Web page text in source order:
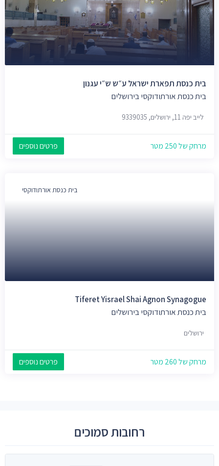
בית כנסת תפארת ישראל ע״ש ש״י עגנון
בית כנסת אורתודוקסי בירושלים
לייב יפה 11, ירושלים, 9339035
מרחק של 250 מטר פרטים נוספים
בית כנסת אורתודוקסי
Tiferet Yisrael Shai Agnon Synagogue
בית כנסת אורתודוקסי בירושלים
ירושלים
מרחק של 260 מטר פרטים נוספים
רחובות סמוכים